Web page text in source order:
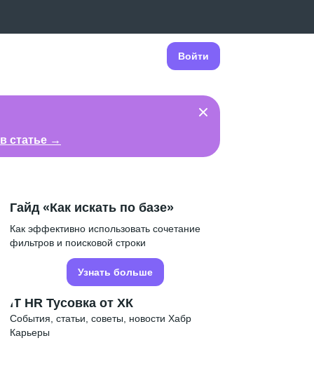
Войти
в статье →
Гайд «Как искать по базе»
Как эффективно использовать сочетание
фильтров и поисковой строки
Узнать больше
IT HR Тусовка от ХК
События, статьи, советы, новости Хабр
Карьеры